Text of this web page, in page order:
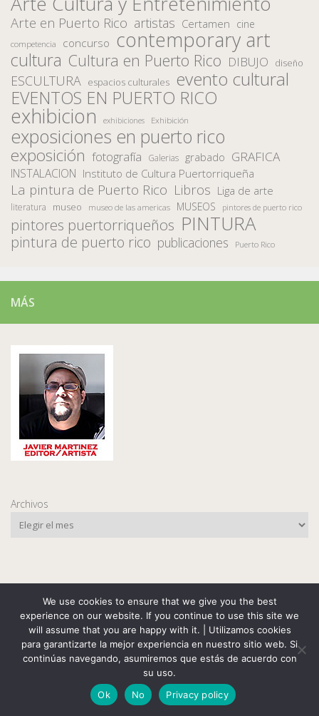
Arte en Puerto Rico artistas Certamen cine
competencia concurso contemporary art
cultura Cultura en Puerto Rico DIBUJO diseño
ESCULTURA espacios culturales evento cultural
EVENTOS EN PUERTO RICO
exhibicion exhibiciones Exhibición
exposiciones en puerto rico
exposición fotografía Galerias grabado GRAFICA
INSTALACION Instituto de Cultura Puertorriqueña
La pintura de Puerto Rico Libros Liga de arte
literatura museo museo de las americas MUSEOS pintores de puerto rico
pintores puertorriqueños PINTURA
pintura de puerto rico publicaciones Puerto Rico
MÁS
Archivos
Search
Search
We use cookies to ensure that we give you the best
experience on our website. If you continue to use this site we
will assume that you are happy with it. | Utilizamos cookies
para garantizarte la mejor experiencia en nuestro sitio web. Si
continúas navegando, asumiremos que estás de acuerdo con
su uso.
Ok
No Privacy policy